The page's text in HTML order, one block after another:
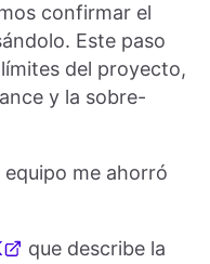
confirmar el
Este paso
del proyecto,
y la sobre-
me ahorró
que describe la